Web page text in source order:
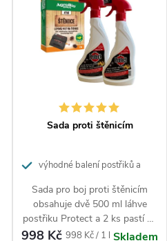
Sada proti štěnicím
výhodné balení postřiků a
Sada pro boj proti štěnicím
obsahuje dvě 500 ml láhve
postřiku Protect a 2 ks pastí na
štěnice. Ideální cenově výhodný
998 Kč Měrná
998 Kč / 1 l Skladem